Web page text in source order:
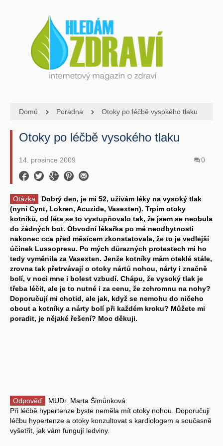
Domů Poradna Otoky po léčbě vysokého tlaku
Otoky po léčbě vysokého tlaku
14. prosince 2009 0
Otázka
Dobrý den, je mi 52, užívám léky na vysoký tlak
(nyní Cynt, Lokren, Acuzide, Vasexten). Trpím otoky
kotníků, od léta se to vystupňovalo tak, že jsem se neobula
do žádných bot. Obvodní lékařka po mé neodbytnosti
nakonec cca před měsícem zkonstatovala, že to je vedlejší
účinek Lussopresu. Po mých důrazných protestech mi ho
tedy vyměnila za Vasexten. Jenže kotníky mám oteklé stále,
zrovna tak přetrvávají o otoky nártů nohou, nárty i značně
bolí, v noci mne i bolest vzbudí. Chápu, že vysoký tlak je
třeba léčit, ale je to nutné i za cenu, že zchromnu na nohy?
Doporučují mi chotid, ale jak, když se nemohu do ničeho
obout a kotníky a nárty bolí při každém kroku? Můžete mi
poradit, je nějaké řešení? Moc děkuji.
Odpověď
MUDr. Marta Šimůnková:
Při léčbě hypertenze byste neměla mít otoky nohou. Doporučuji
léčbu hypertenze a otoky konzultovat s kardiologem a současně
vyšetřit, jak vám fungují ledviny.